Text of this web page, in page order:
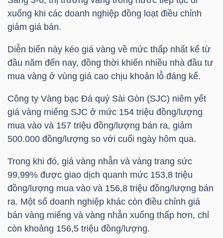
xuống khi các doanh nghiệp đồng loạt điều chỉnh
giảm giá bán.
Diễn biến này kéo giá vàng về mức thấp nhất kể từ
đầu năm đến nay, đồng thời khiến nhiều nhà đầu tư
mua vàng ở vùng giá cao chịu khoản lỗ đáng kể.
Công ty Vàng bạc Đá quý Sài Gòn (SJC) niêm yết
giá vàng miếng SJC ở mức 154 triệu đồng/lượng
mua vào và 157 triệu đồng/lượng bán ra, giảm
500.000 đồng/lượng so với cuối ngày hôm qua.
Trong khi đó, giá vàng nhẫn và vàng trang sức
99,99% được giao dịch quanh mức 153,8 triệu
đồng/lượng mua vào và 156,8 triệu đồng/lượng bán
ra. Một số doanh nghiệp khác còn điều chỉnh giá
bán vàng miếng và vàng nhẫn xuống thấp hơn, chỉ
còn khoảng 156,5 triệu đồng/lượng.
BẤT
ĐỘNG
SẢN
TÀI
HÀNG
KINH
TẾ